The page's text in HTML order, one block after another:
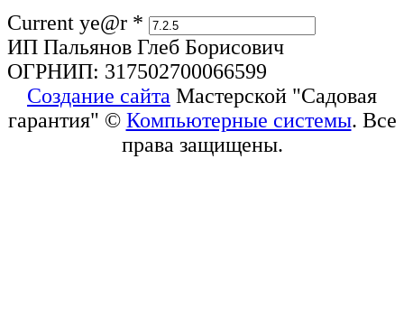
Current ye@r *
ИП Пальянов Глеб Борисович
ОГРНИП: 317502700066599
Создание сайта Мастерской "Садовая
гарантия" © Компьютерные системы. Все
права защищены.